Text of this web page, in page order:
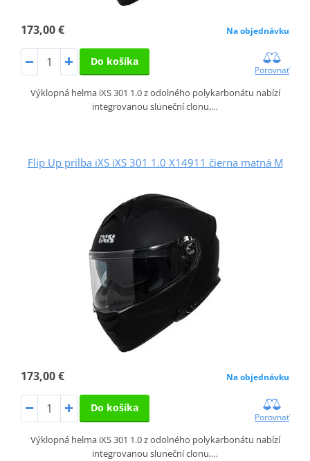
173,00 € Na objednávku
Do košíka
Porovnať
Výklopná helma iXS 301 1.0 z odolného polykarbonátu nabízí
integrovanou sluneční clonu,…
Flip Up prilba iXS iXS 301 1.0 X14911 čierna matná M
173,00 € Na objednávku
Do košíka
Porovnať
Výklopná helma iXS 301 1.0 z odolného polykarbonátu nabízí
integrovanou sluneční clonu,…